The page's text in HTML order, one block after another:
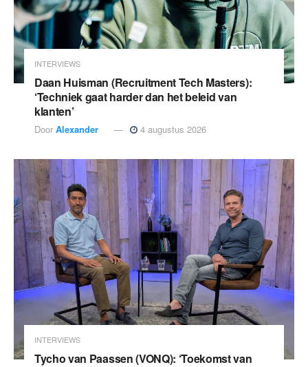
INTERVIEWS
Daan Huisman (Recruitment Tech Masters):
‘Techniek gaat harder dan het beleid van
klanten’
Door Alexander 4 augustus 2026
INTERVIEWS
Tycho van Paassen (VONQ): ‘Toekomst van